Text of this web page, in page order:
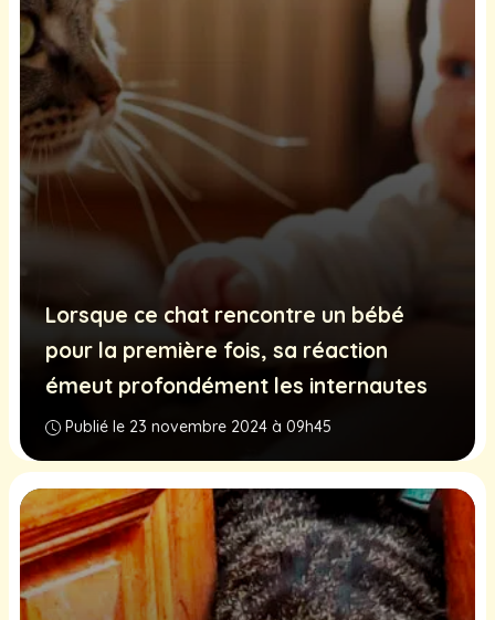
Lorsque ce chat rencontre un bébé
pour la première fois, sa réaction
émeut profondément les internautes
Publié le 23 novembre 2024 à 09h45